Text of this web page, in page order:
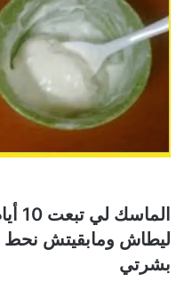
ليطاش ومابقيتش نحط
بشرتي